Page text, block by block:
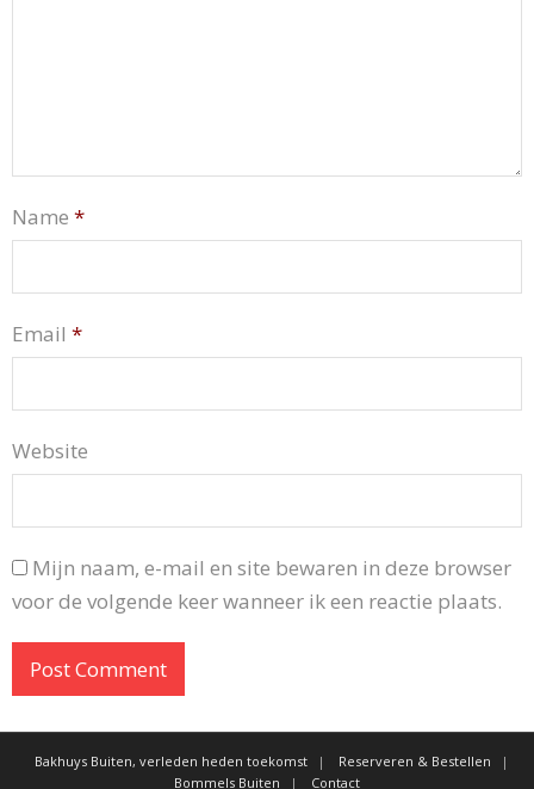
Name *
Email *
Website
Mijn naam, e-mail en site bewaren in deze browser
voor de volgende keer wanneer ik een reactie plaats.
Bakhuys Buiten, verleden heden toekomst
Reserveren & Bestellen
Bommels Buiten
Contact